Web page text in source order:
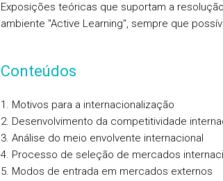
Exposições teóricas que suportam a
ambiente "Active Learning", sempre que
Conteúdos
1. Motivos para a internacionalização
2. Desenvolvimento da competitividade
3. Análise do meio envolvente internacional
4. Processo de seleção de mercados
5. Modos de entrada em mercados externos